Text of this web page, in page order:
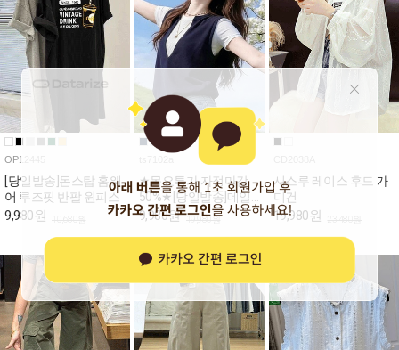
OP12445
[당일발송]돈스탑 홈웨
어 루즈핏 반팔 원피스
9,980원
★목요특가 자정마감
50%★[당일발송]데일
리 베스트 레이어드 반
9,980원 19,980원
시스루 레이스 후드 가
디건
19,980원